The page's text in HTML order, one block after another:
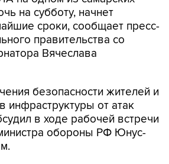
на субботу, начнет
сроки, сообщает пресс-
правительства со
Вячеслава
безопасности жителей и
инфраструктуры от атак
в ходе рабочей встречи
обороны РФ Юнус-